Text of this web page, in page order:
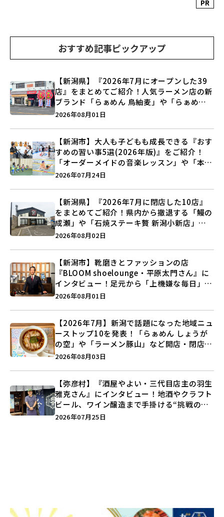
PR
おすすめ記事ピックアップ
【新潟県】『2026年7月にオープンした39
店』をまとめてご紹介！人気ラーメン店の新
ブランド「らぁめん 鳥紬麦」や「らぁめん
しょうがの空」など盛りだくさん♪
2026年08月01日
【新潟市】大人も子どもも成長できる『おす
すめの習い事5選(2026年版)』をご紹介！
「オーダーメイドの音楽レッスン」や「本格
キックボクシング」で新しい自分を見つけよ
2026年07月24日
【新潟県】『2026年7月に閉店した10店』
をまとめてご紹介！県内から撤退する「鰻の
成瀬」や「石焼ステーキ贅 新潟小新店」が
営業に幕…。
2026年08月02日
【新潟市】靴磨きとファッションの店
『BLOOM shoelounge・平原太門さん』に
インタビュー！足元から「上機嫌な毎日」を
つくる装いの提案とは？
2026年08月01日
【2026年7月】新潟で話題になった地域ニュ
ーストップ10を発表！「らぁめん しょうが
の空」や「ラーメン豚山」など開店・閉店の
注目記事をランキングでご紹介♪
2026年08月03日
【弥彦村】『酒屋やよい・三代目店主の羽生
雅克さん』にインタビュー！地酒やクラフト
ビール、ワイン醸造まで手掛ける“挑戦の歴
史”に迫る♪
2026年07月25日